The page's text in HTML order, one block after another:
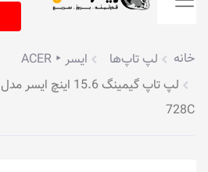
خانه لپ تاپ‌ها
ایسر ‣ ACER
728C